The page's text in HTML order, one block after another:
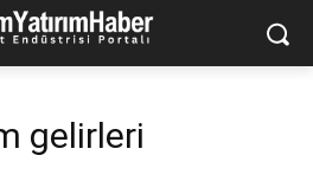
gelirleri